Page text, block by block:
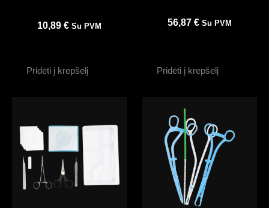
10,89€ Su PVM
Pridėti į krepšelį
56,87 € Su PVM
Pridėti į krepšelį